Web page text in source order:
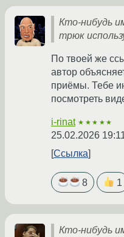
Кто-нибудь
трюк
По твоей же
автор
приёмы. Тебе
посмотреть
i-rinat ★★★★★
25.02.2026
Ссылка
8 1
Кто-нибудь